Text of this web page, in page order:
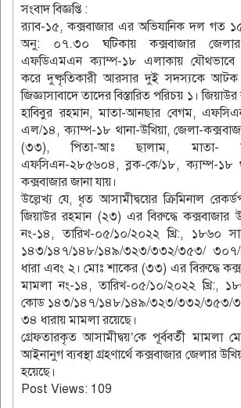
সংবাদ বিজ্ঞপ্তি :
র‌্যাব-১৫, কক্সবাজার এর অভিযানিক দল গত
অনু: ০৭.৩০ ঘটিকায় কক্সবাজার জেলার
এফডিএমএন ক্যাম্প-১৮ এলাকায় যৌথভাবে
করে দুষ্কৃতিকারী আরসার দুই সদস্যকে আটক
জিজ্ঞাসাবাদে তাদের বিস্তারিত পরিচয় ১।
হাবিবুর রহমান, মাতা-আনছার বেগম,
এল/১৪, ক্যাম্প-১৮ থানা-উখিয়া, জেলা-
(৩৩), পিতা-আঃ ছালাম, মাতা-
এফসিএন-২৮৫৬০৪, ব্লক-কে/১৮, ক্যাম্প-১৮
কক্সবাজার জানা যায়।
উল্লেখ্য যে, ধৃত আসামীদ্বয়ের ক্রিমিনাল
জিয়াউর রহমান (২৩) এর বিরুদ্ধে কক্সবাজার
নং-১৪, তারিখ-০৫/১০/২০২২ খ্রি:, ১৮৬০
১৪৩/১৪৭/১৪৮/১৪৯/৩২৩/৩৩২/৩৫৩/
ধারা এবং ২। মোঃ শাকের (৩৩) এর বিরুদ্ধে
মামলা নং-১৪, তারিখ-০৫/১০/২০২২ খ্রি:,
কোড ১৪৩/১৪৭/১৪৮/১৪৯/৩২৩/৩৩২/৩৫৩/
৩৪ ধারায় মামলা রয়েছে।
গ্রেফতারকৃত আসামীদ্বয়’কে পূর্ববর্তী মামলা
আইনানুগ ব্যবস্থা গ্রহণার্থে কক্সবাজার জেলার
হয়েছে।
Post Views: 109